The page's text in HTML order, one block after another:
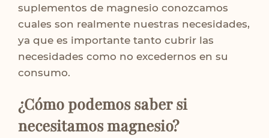
suplementos de magnesio conozcamos
cuales son realmente nuestras necesidades,
ya que es importante tanto cubrir las
necesidades como no excedernos en su
consumo.
¿Cómo podemos saber si
necesitamos magnesio?